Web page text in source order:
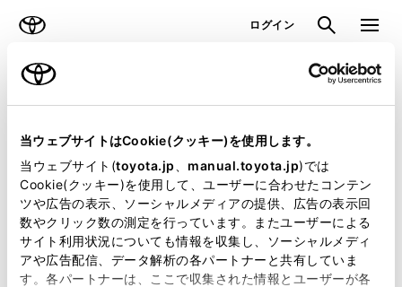
当ウェブサイトはCookie(クッキー)を使用します。
当ウェブサイト(toyota.jp manual.toyota.jp)では
Cookie(クッキー)を使用して、ユーザーに合わせたコンテン
ツや広告の表示、ソーシャルメディアの提供、広告の表示回
数やクリック数の測定を行っています。またユーザーによる
サイト利用状況についても情報を収集し、ソーシャルメディ
アや広告配信、データ解析の各パートナーと共有していま
す。各パートナーは、ここで収集された情報とユーザーが各
ログイン 検索 メニュ
ラインアップ トピックス
見積りシミュレーション
見積りシミュレーションのデータが
正常に取得できませんでした。
詳しくは販売店までお問合せくださ
い。